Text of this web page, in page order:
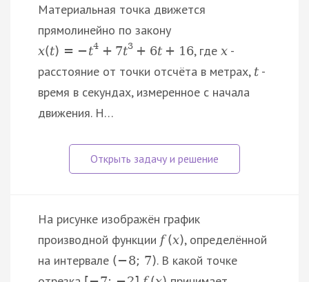
Материальная точка движется
прямолинейно по закону
x(t) = −t4 + 7t3 + 6t + 16, где x-
расстояние от точки отсчёта в метрах, t -
время в секундах, измеренное с начала
движения. Н…
На рисунке изображён график
производной функции f (x), определённой
на интервале (−8; 7). В какой точке